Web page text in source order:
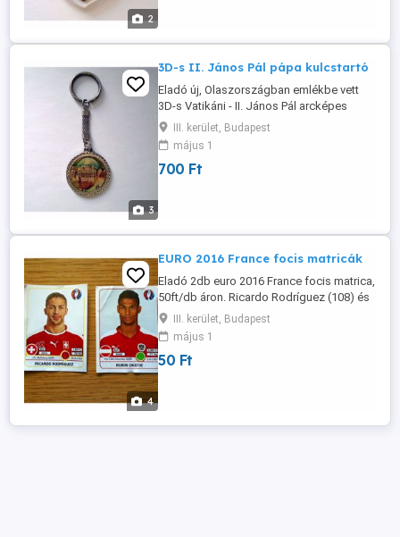
2
3
3D-s II. János Pál pápa kulcstartó
Eladó új, Olaszországban emlékbe vett
3D-s Vatikáni - II. János Pál arcképes
kulcstartó. Átvétel csak személyesen a
lakcímemen, Óbuda 3.ker.
III. kerület, Budapest
május 1
700 Ft
4
EURO 2016 France focis matricák
Eladó 2db euro 2016 France focis matrica,
50ft/db áron. Ricardo Rodríguez (108) és
Rubin Okotie (646) Átvétel személyesen a
lakcímemen,óbuda 3. Ker.
III. kerület, Budapest
május 1
50 Ft